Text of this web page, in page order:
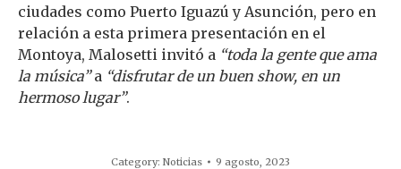
ciudades como Puerto Iguazú y Asunción, pero en
relación a esta primera presentación en el
Montoya, Malosetti invitó a “toda la gente que ama
la música”a “disfrutar de un buen show, en un
hermoso lugar”.
Category: Noticias 9 agosto, 2023